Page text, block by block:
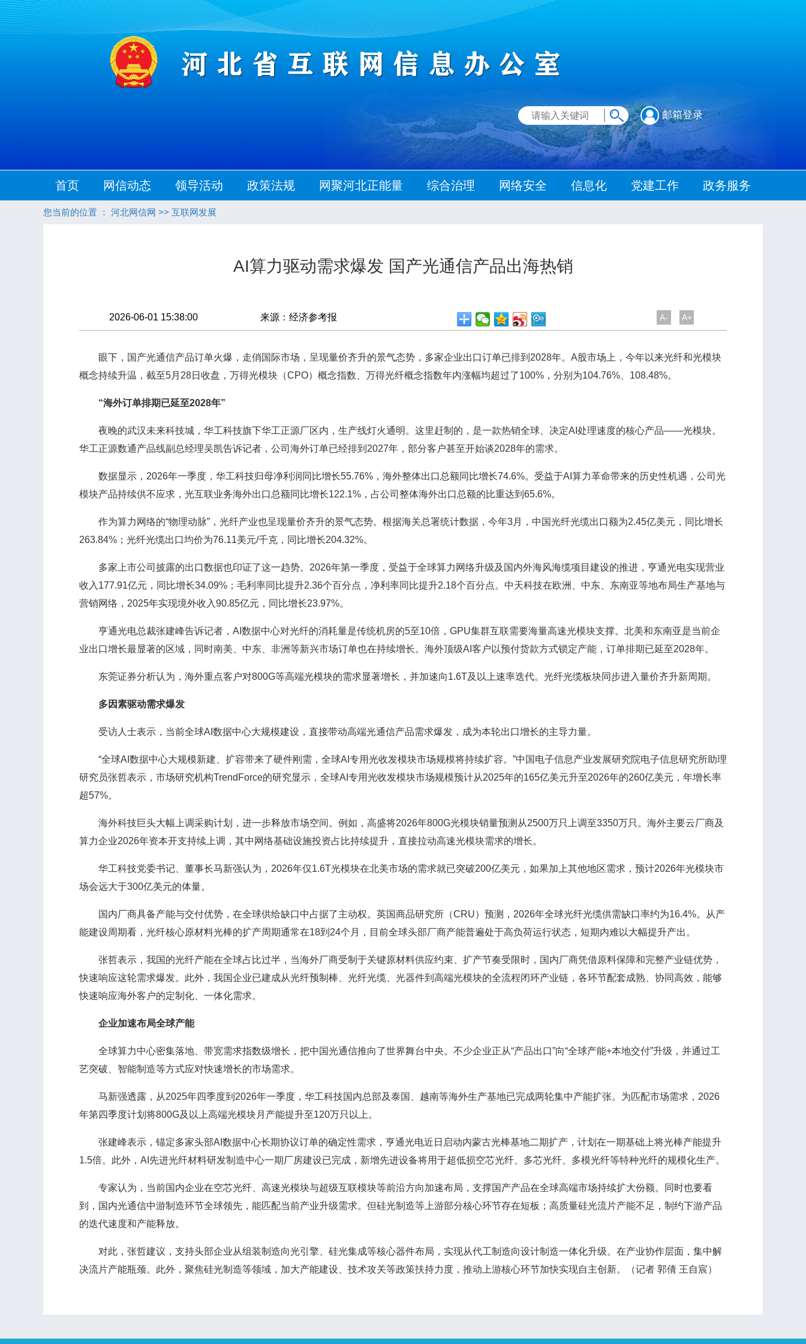
邮箱登录
首页 网信动态 领导活动 政策法规 网聚河北正能量 综合治理 网络安全 信息化 党建工作 政务服务
您当前的位置 ： 河北网信网 >> 互联网发展
AI算力驱动需求爆发 国产光通信产品出海热销
2026-06-01 15:38:00 来源：经济参考报 A- A+
眼下，国产光通信产品订单火爆，走俏国际市场，呈现量价齐升的景气态势，多家企业出口订单已排到2028年。A股市场上，今年以来光纤和光模块
概念持续升温，截至5月28日收盘，万得光模块（CPO）概念指数、万得光纤概念指数年内涨幅均超过了100%，分别为104.76%、108.48%。
“海外订单排期已延至2028年”
夜晚的武汉未来科技城，华工科技旗下华工正源厂区内，生产线灯火通明。这里赶制的，是一款热销全球、决定AI处理速度的核心产品——光模块。
华工正源数通产品线副总经理吴凯告诉记者，公司海外订单已经排到2027年，部分客户甚至开始谈2028年的需求。
数据显示，2026年一季度，华工科技归母净利润同比增长55.76%，海外整体出口总额同比增长74.6%。受益于AI算力革命带来的历史性机遇，公司光
模块产品持续供不应求，光互联业务海外出口总额同比增长122.1%，占公司整体海外出口总额的比重达到65.6%。
作为算力网络的“物理动脉”，光纤产业也呈现量价齐升的景气态势。根据海关总署统计数据，今年3月，中国光纤光缆出口额为2.45亿美元，同比增长
263.84%；光纤光缆出口均价为76.11美元/千克，同比增长204.32%。
多家上市公司披露的出口数据也印证了这一趋势。2026年第一季度，受益于全球算力网络升级及国内外海风海缆项目建设的推进，亨通光电实现营业
收入177.91亿元，同比增长34.09%；毛利率同比提升2.36个百分点，净利率同比提升2.18个百分点。中天科技在欧洲、中东、东南亚等地布局生产基地与
营销网络，2025年实现境外收入90.85亿元，同比增长23.97%。
亨通光电总裁张建峰告诉记者，AI数据中心对光纤的消耗量是传统机房的5至10倍，GPU集群互联需要海量高速光模块支撑。北美和东南亚是当前企
业出口增长最显著的区域，同时南美、中东、非洲等新兴市场订单也在持续增长。海外顶级AI客户以预付货款方式锁定产能，订单排期已延至2028年。
东莞证券分析认为，海外重点客户对800G等高端光模块的需求显著增长，并加速向1.6T及以上速率迭代。光纤光缆板块同步进入量价齐升新周期。
多因素驱动需求爆发
受访人士表示，当前全球AI数据中心大规模建设，直接带动高端光通信产品需求爆发，成为本轮出口增长的主导力量。
“全球AI数据中心大规模新建、扩容带来了硬件刚需，全球AI专用光收发模块市场规模将持续扩容。”中国电子信息产业发展研究院电子信息研究所助理
研究员张哲表示，市场研究机构TrendForce的研究显示，全球AI专用光收发模块市场规模预计从2025年的165亿美元升至2026年的260亿美元，年增长率
超57%。
海外科技巨头大幅上调采购计划，进一步释放市场空间。例如，高盛将2026年800G光模块销量预测从2500万只上调至3350万只。海外主要云厂商及
算力企业2026年资本开支持续上调，其中网络基础设施投资占比持续提升，直接拉动高速光模块需求的增长。
华工科技党委书记、董事长马新强认为，2026年仅1.6T光模块在北美市场的需求就已突破200亿美元，如果加上其他地区需求，预计2026年光模块市
场会远大于300亿美元的体量。
国内厂商具备产能与交付优势，在全球供给缺口中占据了主动权。英国商品研究所（CRU）预测，2026年全球光纤光缆供需缺口率约为16.4%。从产
能建设周期看，光纤核心原材料光棒的扩产周期通常在18到24个月，目前全球头部厂商产能普遍处于高负荷运行状态，短期内难以大幅提升产出。
张哲表示，我国的光纤产能在全球占比过半，当海外厂商受制于关键原材料供应约束、扩产节奏受限时，国内厂商凭借原料保障和完整产业链优势，
快速响应这轮需求爆发。此外，我国企业已建成从光纤预制棒、光纤光缆、光器件到高端光模块的全流程闭环产业链，各环节配套成熟、协同高效，能够
快速响应海外客户的定制化、一体化需求。
企业加速布局全球产能
全球算力中心密集落地、带宽需求指数级增长，把中国光通信推向了世界舞台中央。不少企业正从“产品出口”向“全球产能+本地交付”升级，并通过工
艺突破、智能制造等方式应对快速增长的市场需求。
马新强透露，从2025年四季度到2026年一季度，华工科技国内总部及泰国、越南等海外生产基地已完成两轮集中产能扩张。为匹配市场需求，2026
年第四季度计划将800G及以上高端光模块月产能提升至120万只以上。
张建峰表示，锚定多家头部AI数据中心长期协议订单的确定性需求，亨通光电近日启动内蒙古光棒基地二期扩产，计划在一期基础上将光棒产能提升
1.5倍。此外，AI先进光纤材料研发制造中心一期厂房建设已完成，新增先进设备将用于超低损空芯光纤、多芯光纤、多模光纤等特种光纤的规模化生产。
专家认为，当前国内企业在空芯光纤、高速光模块与超级互联模块等前沿方向加速布局，支撑国产产品在全球高端市场持续扩大份额。同时也要看
到，国内光通信中游制造环节全球领先，能匹配当前产业升级需求。但硅光制造等上游部分核心环节存在短板；高质量硅光流片产能不足，制约下游产品
的迭代速度和产能释放。
对此，张哲建议，支持头部企业从组装制造向光引擎、硅光集成等核心器件布局，实现从代工制造向设计制造一体化升级。在产业协作层面，集中解
决流片产能瓶颈。此外，聚焦硅光制造等领域，加大产能建设、技术攻关等政策扶持力度，推动上游核心环节加快实现自主创新。（记者 郭倩 王自宸）